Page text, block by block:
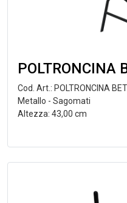
POLTRONCINA
Cod. Art.: POLTRONCINA
Metallo - Sagomati
Altezza: 43,00 cm